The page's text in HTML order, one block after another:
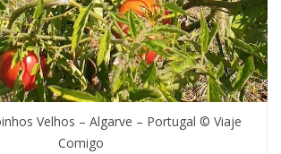
Velhos – Algarve – Portugal © Viaje
Comigo